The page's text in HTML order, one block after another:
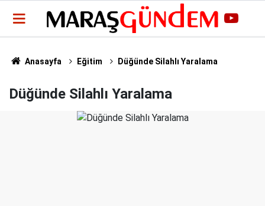
Anasayfa Eğitim Düğünde Silahlı Yaralama
Düğünde Silahlı Yaralama